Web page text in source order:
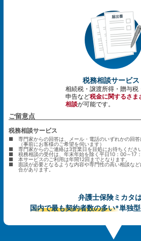
税務相談サービス
相続税・譲渡所得・贈与税
申告など税金に関するさま
相談が可能です。
ご留意点
税務相談サービス
■
専門家からの回答は、メール・電話のいずれかの回答
（事前にお客様のご希望を伺います）
■
専門家からのご連絡は3営業日を目処にお待ちください
■
税務相談の受付は、年末年始を除く平日10：00～17
■
本サービスのご利用は年間12回までとなります。
■
面談が必要となるような内容や専門性の高い相談な
合があります。
弁護士保険ミカタは
国内で最も契約者数の多い※単独